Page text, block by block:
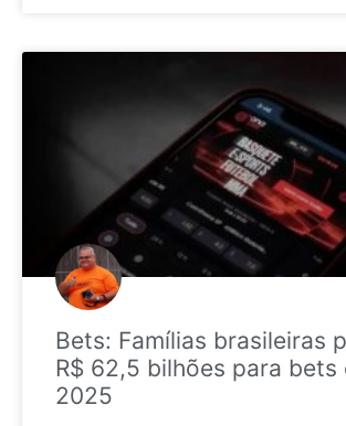
Bets: Famílias brasileiras
R$ 62,5 bilhões para bets
2025